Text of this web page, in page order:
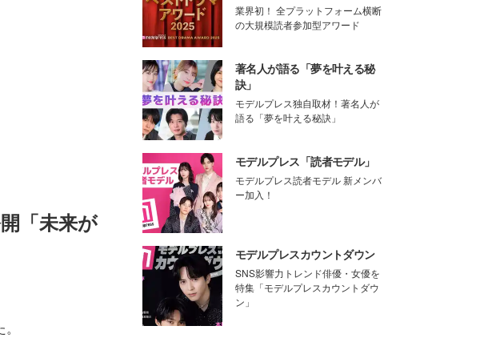
「未来が
業界初！ 全プラットフォーム横断
の大規模読者参加型アワード
著名人が語る「夢を叶える秘
訣」
モデルプレス独自取材！著名人が
語る「夢を叶える秘訣」
モデルプレス「読者モデル」
モデルプレス読者モデル 新メンバ
ー加入！
モデルプレスカウントダウン
SNS影響力トレンド俳優・女優を
特集「モデルプレスカウントダウ
ン」